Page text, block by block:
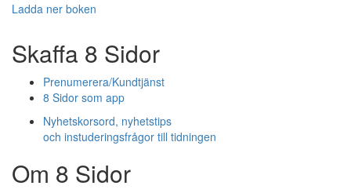
Ladda ner boken
Skaffa 8 Sidor
Prenumerera/Kundtjänst
8 Sidor som app
Nyhetskorsord, nyhetstips
och instuderingsfrågor till tidningen
Om 8 Sidor